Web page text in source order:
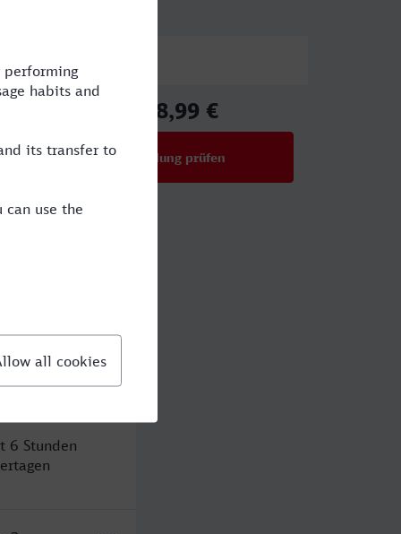
128,99 €
Verbindung prüfen
6 Stunden